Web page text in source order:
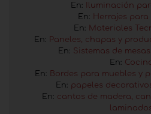
En:
Iluminación
En: Herrajes para
En: Materiales
En: Paneles, chapas y
En: Sistemas de
En:
En: Bordes para muebles y
En: papeles
En: cantos de madera,